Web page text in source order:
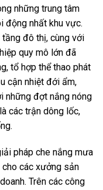
những trung tâm
động nhất khu vực.
đô thị, cùng với
quy mô lớn đã
tổ hợp thể thao phát
cận nhiệt đới ẩm,
những đợt nắng nóng
các trận dông lốc,
pháp che nắng mưa
cho các xưởng sản
Trên các công